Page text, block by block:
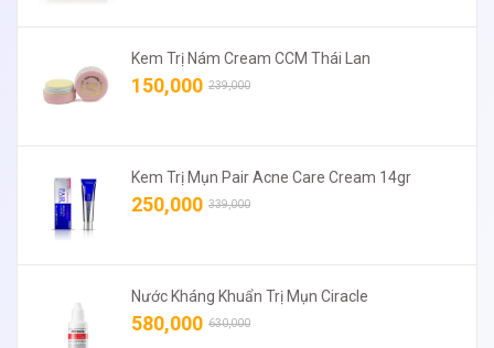
Kem Trị Nám Cream CCM Thái Lan
150,000 239,000
Kem Trị Mụn Pair Acne Care Cream 14gr
250,000 339,000
Nước Kháng Khuẩn Trị Mụn Ciracle
580,000 630,000